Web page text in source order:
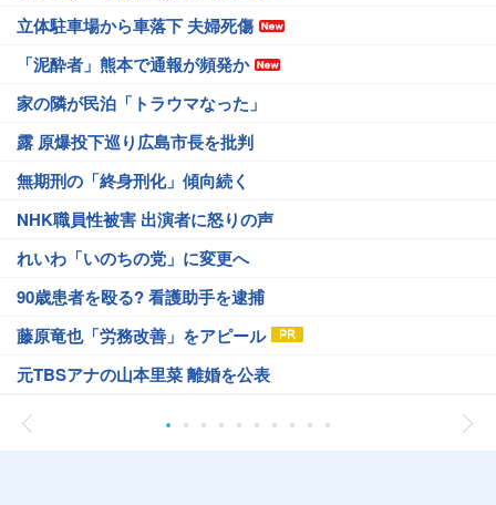
立体駐車場から車落下 夫婦死傷
「泥酔者」熊本で通報が頻発か
家の隣が民泊「トラウマなった」
露 原爆投下巡り広島市長を批判
無期刑の「終身刑化」傾向続く
NHK職員性被害 出演者に怒りの声
れいわ「いのちの党」に変更へ
90歳患者を殴る? 看護助手を逮捕
藤原竜也「労務改善」をアピール
元TBSアナの山本里菜 離婚を公表